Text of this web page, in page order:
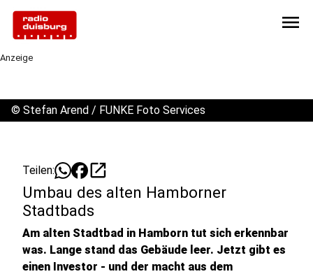
menu
Anzeige
© Stefan Arend / FUNKE Foto Services
Teilen: open_in_new
Umbau des alten Hamborner
Stadtbads
Am alten Stadtbad in Hamborn tut sich erkennbar
was. Lange stand das Gebäude leer. Jetzt gibt es
einen Investor - und der macht aus dem